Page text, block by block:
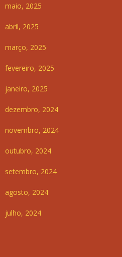
maio, 2025
abril, 2025
março, 2025
fevereiro, 2025
janeiro, 2025
dezembro, 2024
novembro, 2024
outubro, 2024
setembro, 2024
agosto, 2024
julho, 2024